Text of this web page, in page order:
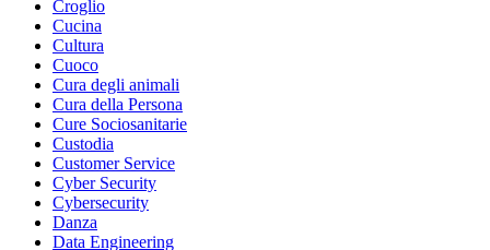
Croglio
Cucina
Cultura
Cuoco
Cura degli animali
Cura della Persona
Cure Sociosanitarie
Custodia
Customer Service
Cyber Security
Cybersecurity
Danza
Data Engineering